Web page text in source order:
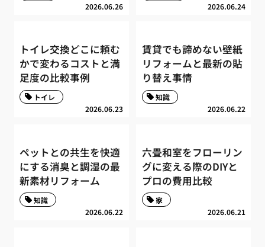
2026.06.26 2026.06.24
トイレ交換どこに頼む
かで変わるコストと満
足度の比較事例
2026.06.23
トイレ
賃貸でも諦めない壁紙
リフォームと最新の貼
り替え事情
2026.06.22
知識
ペットとの共生を快適
にする消臭と調湿の最
新素材リフォーム
2026.06.22
知識
六畳和室をフローリン
グに変える際のDIYと
プロの費用比較
2026.06.21
家